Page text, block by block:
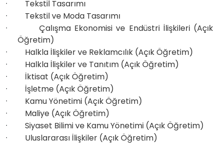
·
Tekstil Tasarımı
·
Tekstil ve Moda Tasarımı
·
Çalışma Ekonomisi ve Endüstri İlişkileri (Açık
Öğretim)
·
Halkla İlişkiler ve Reklamcılık (Açık Öğretim)
·
Halkla İlişkiler ve Tanıtım (Açık Öğretim)
·
İktisat (Açık Öğretim)
·
İşletme (Açık Öğretim)
·
Kamu Yönetimi (Açık Öğretim)
·
Maliye (Açık Öğretim)
·
Siyaset Bilimi ve Kamu Yönetimi (Açık Öğretim)
·
Uluslararası İlişkiler (Açık Öğretim)